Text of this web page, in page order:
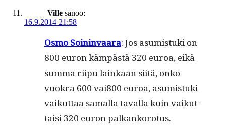
Ville sanoo:
16.9.2014 21:58
Osmo Soin­in­vaara: Jos asum­is­tu­ki on
800 euron käm­pästä 320 euroa, eikä
sum­ma riipu lainkaan siitä, onko
vuokra 600 vai800 euroa, asum­is­tu­ki
vaikut­taa samal­la taval­la kuin vaikut­
taisi 320 euron palkankorotus.